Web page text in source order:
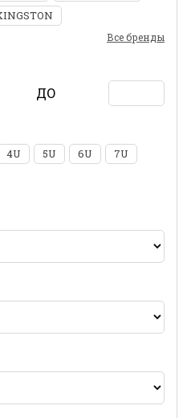
Все бренды
ДО
4U 5U 6U
7U